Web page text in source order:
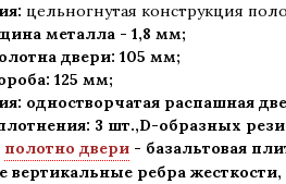
цельногнутая конструкция
металла - 1,8 мм;
двери: 105 мм;
125 мм;
: одностворчатая распашная
3 шт.,D-образных
полотно двери - базальтовая
вертикальные ребра